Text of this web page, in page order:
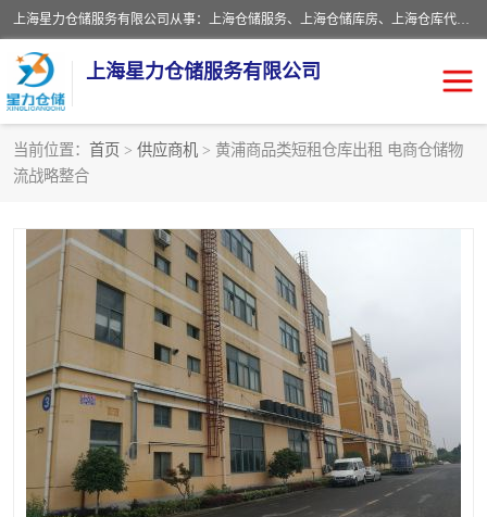
上海星力仓储服务有限公司从事：上海仓储服务、上海仓储库房、上海仓库代运营、上海仓库对外出租、上海仓库外包、上海三方仓储、上海电商仓储代发、上海电商代发货仓库、上海托管仓库、上海仓储配送。上海星力仓储服务有限公司现在拥有100个分仓、10万余平方的标准库房，精炼员工几百名，与几千家客户合作，公司已跻身上海仓储行业前列。欢迎来电咨询！
上海星力仓储服务有限公司
当前位置： 首页 > 供应商机 > 黄浦商品类短租仓库出租 电商仓储物
流战略整合
上海仓库对外出租
上海仓储配送 上海仓库外包
上海仓库代运营 上海托管仓库
上海第三方仓储 上海仓储服务
仓储 上海电商代发货仓库
上海托管仓库